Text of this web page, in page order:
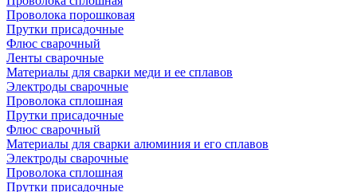
Проволока порошковая
Прутки присадочные
Флюс сварочный
Ленты сварочные
Материалы для сварки меди и ее сплавов
Электроды сварочные
Проволока сплошная
Прутки присадочные
Флюс сварочный
Материалы для сварки алюминия и его сплавов
Электроды сварочные
Проволока сплошная
Прутки присадочные